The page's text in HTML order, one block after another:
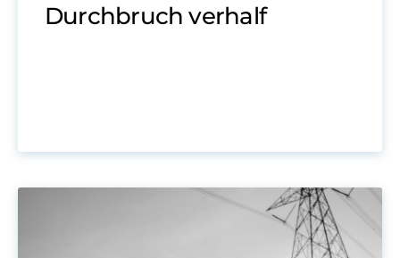
Durchbruch verhalf